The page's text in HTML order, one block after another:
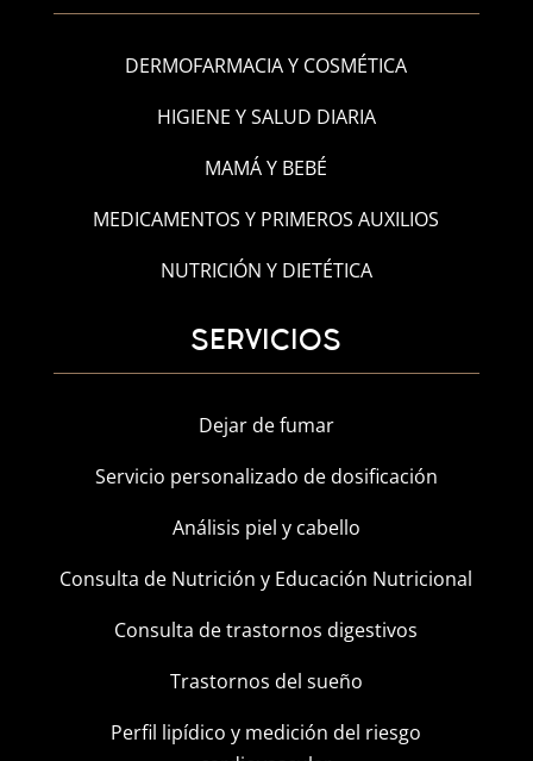
DERMOFARMACIA Y COSMÉTICA
HIGIENE Y SALUD DIARIA
MAMÁ Y BEBÉ
MEDICAMENTOS Y PRIMEROS AUXILIOS
NUTRICIÓN Y DIETÉTICA
SERVICIOS
Dejar de fumar
Servicio personalizado de dosificación
Análisis piel y cabello
Consulta de Nutrición y Educación Nutricional
Consulta de trastornos digestivos
Trastornos del sueño
Perfil lipídico y medición del riesgo